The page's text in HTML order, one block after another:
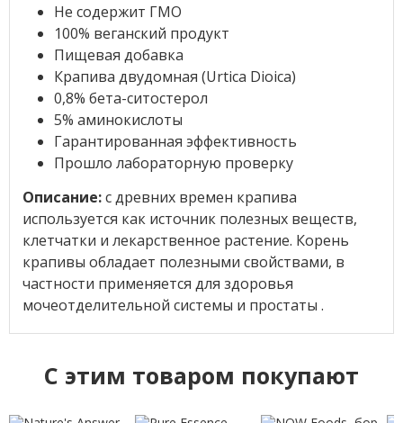
Не содержит ГМО
100% веганский продукт
Пищевая добавка
Крапива двудомная (Urtica Dioica)
0,8% бета-ситостерол
5% аминокислоты
Гарантированная эффективность
Прошло лабораторную проверку
Описание:с древних времен крапива
используется как источник полезных веществ,
клетчатки и лекарственное растение. Корень
крапивы обладает полезными свойствами, в
частности применяется для здоровья
мочеотделительной системы и простаты .
C этим товаром покупают